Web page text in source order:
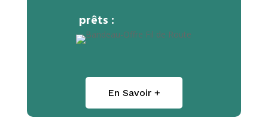
prêts :
En Savoir +